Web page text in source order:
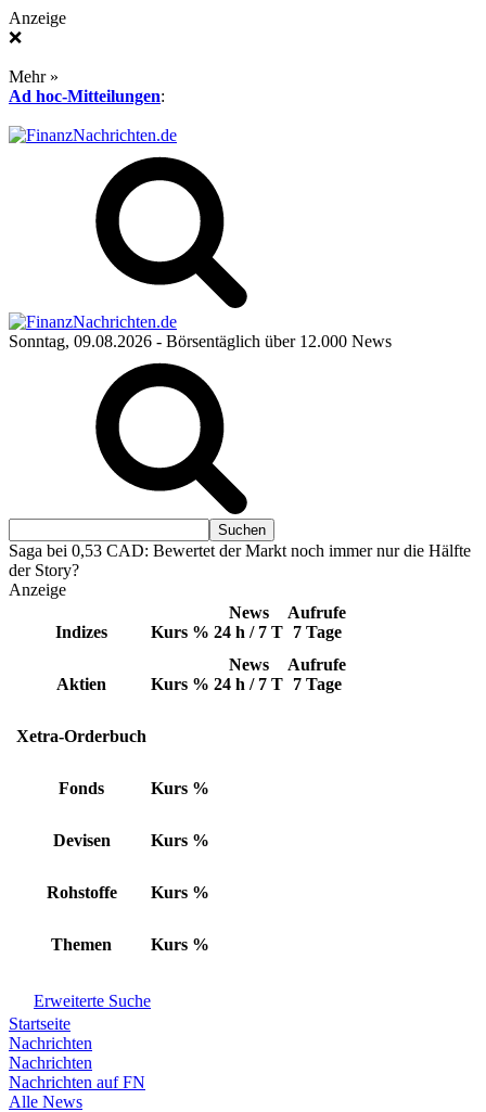
Anzeige
❌
Mehr »
Ad hoc-Mitteilungen:
Sonntag, 09.08.2026 - Börsentäglich über 12.000 News
Saga bei 0,53 CAD: Bewertet der Markt noch immer nur die Hälfte
der Story?
Anzeige
Indizes Kurs %
News
24 h / 7 T
Aufrufe
7 Tage
Aktien Kurs %
News
24 h / 7 T
Aufrufe
7 Tage
Xetra-Orderbuch
Fonds Kurs %
Devisen Kurs %
Rohstoffe Kurs %
Themen Kurs %
Erweiterte Suche
Startseite
Nachrichten
Nachrichten
Nachrichten auf FN
Alle News